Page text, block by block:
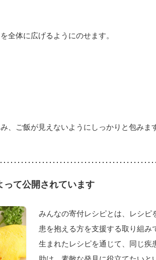
全体に広げるようにのせます。
、ご飯が見えないようにしっかりと包みます
って公開されています
みんなの寄付レシピとは、レシピ
患を抱える方を支援する取り組み
生まれたレシピを通じて、同じ疾